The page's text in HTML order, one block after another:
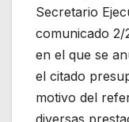
Secretario
comunicado 2/
en el que se
el citado
motivo del